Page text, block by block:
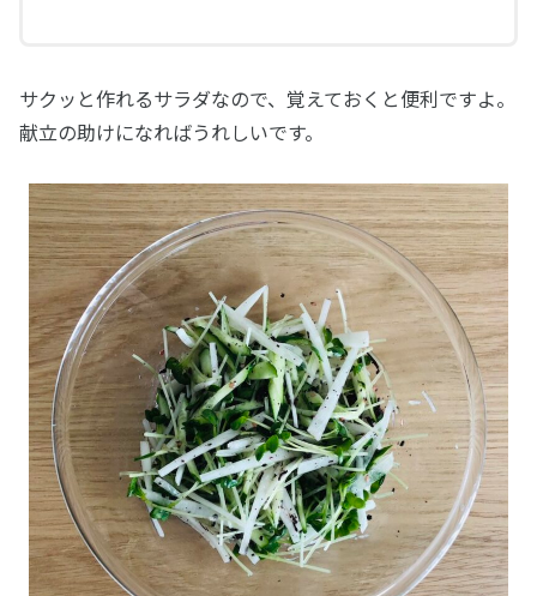
サクッと作れるサラダなので、覚えておくと便利ですよ。
献立の助けになればうれしいです。